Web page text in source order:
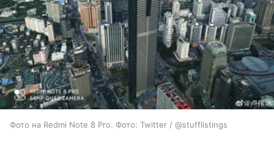
Фото на Redmi Note 8 Pro. Фото: Twitter / @stufflistings